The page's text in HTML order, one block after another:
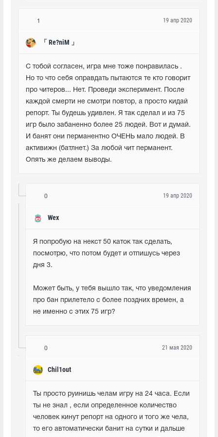
1
「 Re?niM 」
19 апр 2020
С тобой согласен, игра мне тоже понравилась .
Но то что себя оправдать пытаются те кто говорит
про читеров... Нет. Проведи эксперимент. После
каждой смерти не смотри повтор, а просто кидай
репорт. Ты будешь удивлен. Я так сделал и из 75
игр было забаненно более 25 людей. Вот и думай.
И банят они перманентно ОЧЕНЬ мало людей. В
активижн (батлнет.) За любой чит перманент.
Опять же делаем выводы.
0
Wex
19 апр 2020
Я попробую на некст 50 каток так сделать,
посмотрю, что потом будет и отпишусь через
дня 3.
Может быть, у тебя вышло так, что уведомления
про бан прилетело с более поздних времен, а
не именно с этих 75 игр?
0
Chil1out
21 мая 2020
Ты просто руинишь челам игру на 24 часа. Если
ты не знал , если определенное количество
человек кинут репорт на одного и того же чела,
то его автоматически банит на сутки и дальше